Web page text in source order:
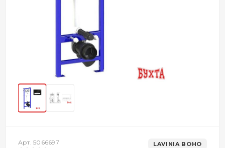
Арт. 5066697 LAVINIA BOHO